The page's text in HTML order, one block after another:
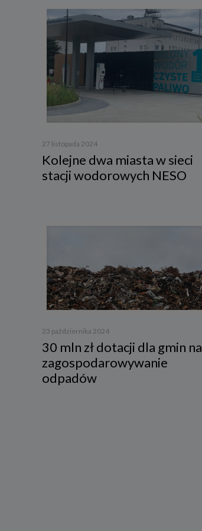
27 listopada 2024
Kolejne dwa miasta w sieci
stacji wodorowych NESO
23 października 2024
30 mln zł dotacji dla gmin na
zagospodarowywanie
odpadów